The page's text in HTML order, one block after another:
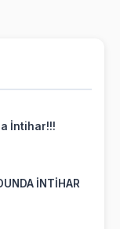
İntihar!!!
İNTİHAR